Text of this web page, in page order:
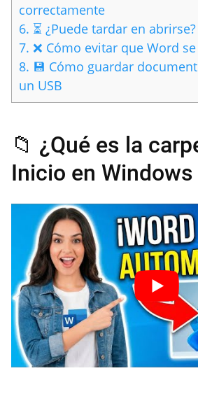
correctamente
6. ⏳ ¿Puede tardar en abrirse?
7. ❌ Cómo evitar que Word
8. 💾 Cómo guardar
un USB
📁 ¿Qué es la
Inicio en Windows